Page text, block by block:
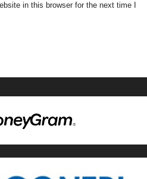
in this browser for the next time I